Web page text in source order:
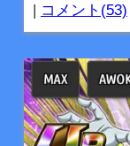
| コメント(53)